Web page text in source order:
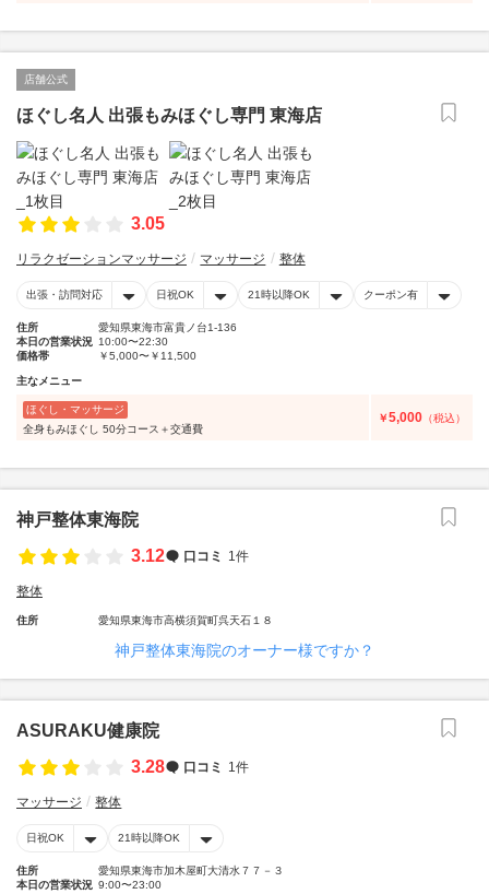
店舗公式
ほぐし名人 出張もみほぐし専門 東海店
3.05
リラクゼーションマッサージ マッサージ 整体
出張・訪問対応 日祝OK 21時以降OK クーポン有
住所
愛知県東海市富貴ノ台1-136
本日の営業状況 10:00〜22:30
価格帯
￥5,000〜￥11,500
主なメニュー
ほぐし・マッサージ
全身もみほぐし 50分コース＋交通費
￥5,000 （税込）
神戸整体東海院
3.12
口コミ 1件
整体
住所 愛知県東海市高横須賀町呉天石１８
神戸整体東海院のオーナー様ですか？
ASURAKU健康院
3.28
口コミ 1件
マッサージ 整体
日祝OK 21時以降OK
住所
愛知県東海市加木屋町大清水７７－３
本日の営業状況 9:00〜23:00